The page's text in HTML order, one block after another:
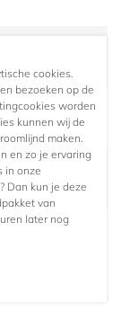
cookies.
bezoeken op de
worden
kunnen wij de
maken.
en zo je ervaring
in onze
Dan kun je deze
van
later nog